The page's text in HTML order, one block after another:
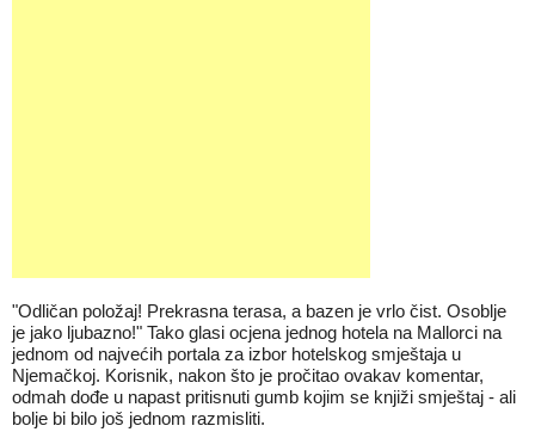
"Odličan položaj! Prekrasna terasa, a bazen je vrlo čist. Osoblje
je jako ljubazno!" Tako glasi ocjena jednog hotela na Mallorci na
jednom od najvećih portala za izbor hotelskog smještaja u
Njemačkoj. Korisnik, nakon što je pročitao ovakav komentar,
odmah dođe u napast pritisnuti gumb kojim se knjiži smještaj - ali
bolje bi bilo još jednom razmisliti.